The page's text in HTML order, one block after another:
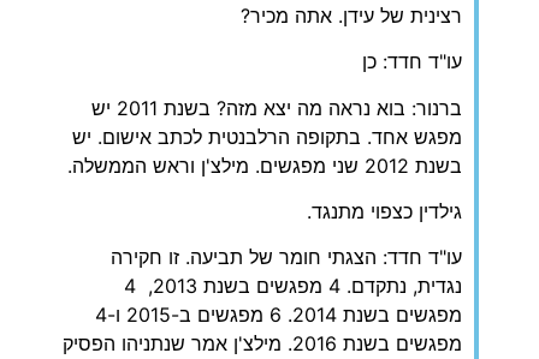
רצינית של עידן. אתה מכיר?
עו"ד חדד: כן
ברנור: בוא נראה מה יצא מזה? בשנת 2011 יש
מפגש אחד. בתקופה הרלבנטית לכתב אישום. יש
בשנת 2012 שני מפגשים. מילצ'ן וראש הממשלה.
גילדין כצפוי מתנגד.
עו"ד חדד: הצגתי חומר של תביעה. זו חקירה
נגדית, נתקדם. 4 מפגשים בשנת 2013, 4
מפגשים בשנת 2014. 6 מפגשים ב-2015 ו-4
מפגשים בשנת 2016. מילצ'ן אמר שנתניהו הפסיק